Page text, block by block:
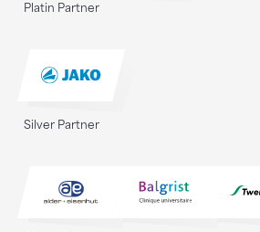
Platin Partner
Silver Partner